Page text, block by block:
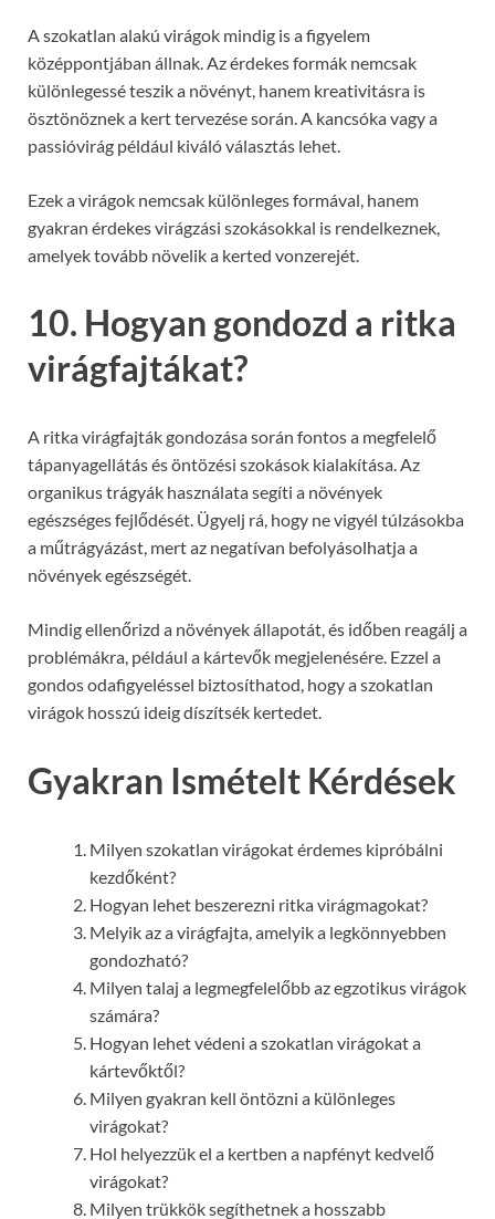
A szokatlan alakú virágok mindig is a figyelem
középpontjában állnak. Az érdekes formák nemcsak
különlegessé teszik a növényt, hanem kreativitásra is
ösztönöznek a kert tervezése során. A kancsóka vagy a
passióvirág például kiváló választás lehet.
Ezek a virágok nemcsak különleges formával, hanem
gyakran érdekes virágzási szokásokkal is rendelkeznek,
amelyek tovább növelik a kerted vonzerejét.
10. Hogyan gondozd a ritka
virágfajtákat?
A ritka virágfajták gondozása során fontos a megfelelő
tápanyagellátás és öntözési szokások kialakítása. Az
organikus trágyák használata segíti a növények
egészséges fejlődését. Ügyelj rá, hogy ne vigyél túlzásokba
a műtrágyázást, mert az negatívan befolyásolhatja a
növények egészségét.
Mindig ellenőrizd a növények állapotát, és időben reagálj a
problémákra, például a kártevők megjelenésére. Ezzel a
gondos odafigyeléssel biztosíthatod, hogy a szokatlan
virágok hosszú ideig díszítsék kertedet.
Gyakran Ismételt Kérdések
Milyen szokatlan virágokat érdemes kipróbálni
kezdőként?
Hogyan lehet beszerezni ritka virágmagokat?
Melyik az a virágfajta, amelyik a legkönnyebben
gondozható?
Milyen talaj a legmegfelelőbb az egzotikus virágok
számára?
Hogyan lehet védeni a szokatlan virágokat a
kártevőktől?
Milyen gyakran kell öntözni a különleges
virágokat?
Hol helyezzük el a kertben a napfényt kedvelő
virágokat?
Milyen trükkök segíthetnek a hosszabb